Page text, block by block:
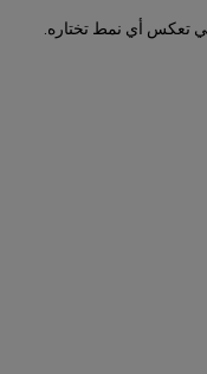
تعكس أي نمط تختاره.